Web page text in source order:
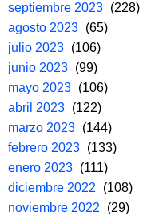
septiembre 2023 (228)
agosto 2023 (65)
julio 2023 (106)
junio 2023 (99)
mayo 2023 (106)
abril 2023 (122)
marzo 2023 (144)
febrero 2023 (133)
enero 2023 (111)
diciembre 2022
(108)
noviembre 2022
(29)